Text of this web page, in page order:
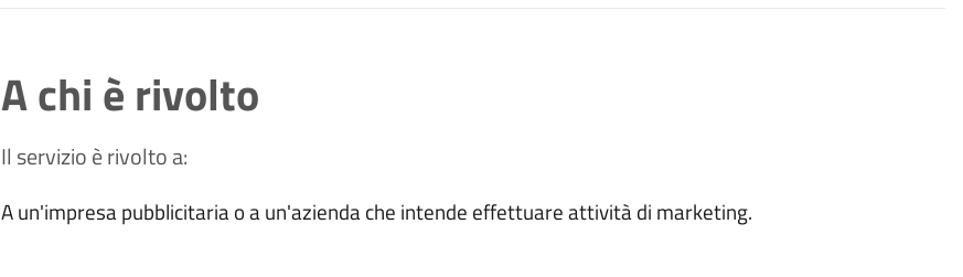
A chi è rivolto
Il servizio è rivolto a:
A un'impresa pubblicitaria o a un'azienda che intende effettuare attività di marketing.